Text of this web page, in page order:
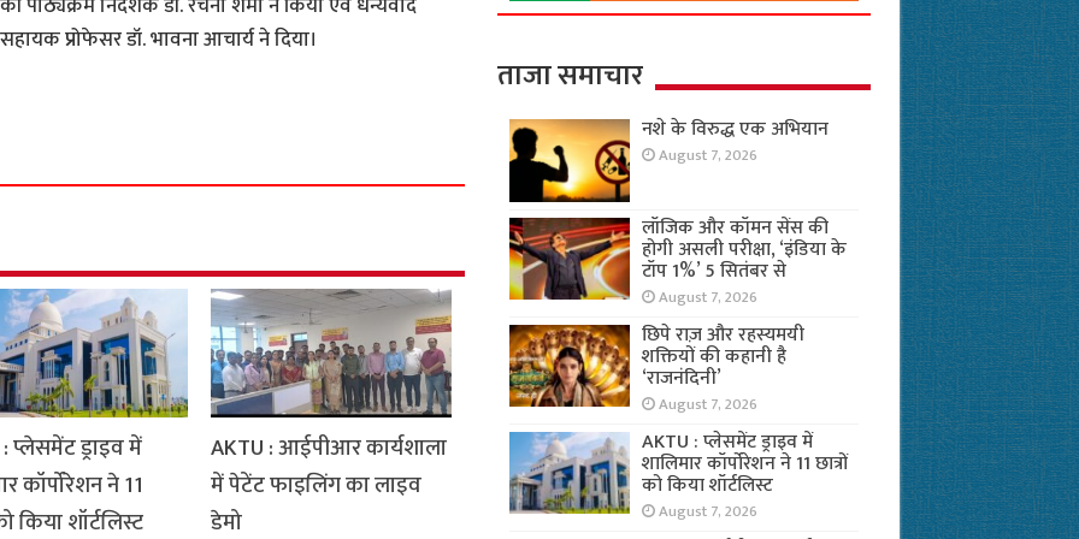
प्रोफेसर डॉ. भावना आचार्य ने दिया।
प्लेसमेंट ड्राइव में
कॉर्पोरेशन ने 11
किया शॉर्टलिस्ट
AKTU : आईपीआर कार्यशाला
में पेटेंट फाइलिंग का लाइव
डेमो
ताजा समाचार
नशे के विरुद्ध एक अभियान
August 7, 2026
लॉजिक और कॉमन सेंस की
होगी असली परीक्षा, ‘इंडिया के
टॉप 1%’ 5 सितंबर से
August 7, 2026
छिपे राज़ और रहस्यमयी
शक्तियों की कहानी है
‘राजनंदिनी’
August 7, 2026
AKTU : प्लेसमेंट ड्राइव में
शालिमार कॉर्पोरेशन ने 11 छात्रों
को किया शॉर्टलिस्ट
August 7, 2026